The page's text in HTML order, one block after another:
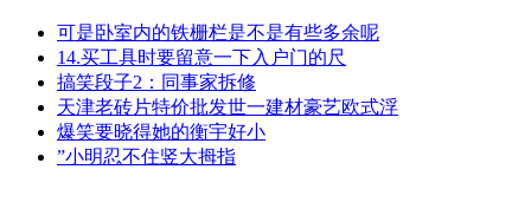
可是卧室内的铁栅栏是不是有些多余呢
14.买工具时要留意一下入户门的尺
搞笑段子2：同事家拆修
天津老砖片特价批发世一建材豪艺欧式浮
爆笑要晓得她的衡宇好小
”小明忍不住竖大拇指